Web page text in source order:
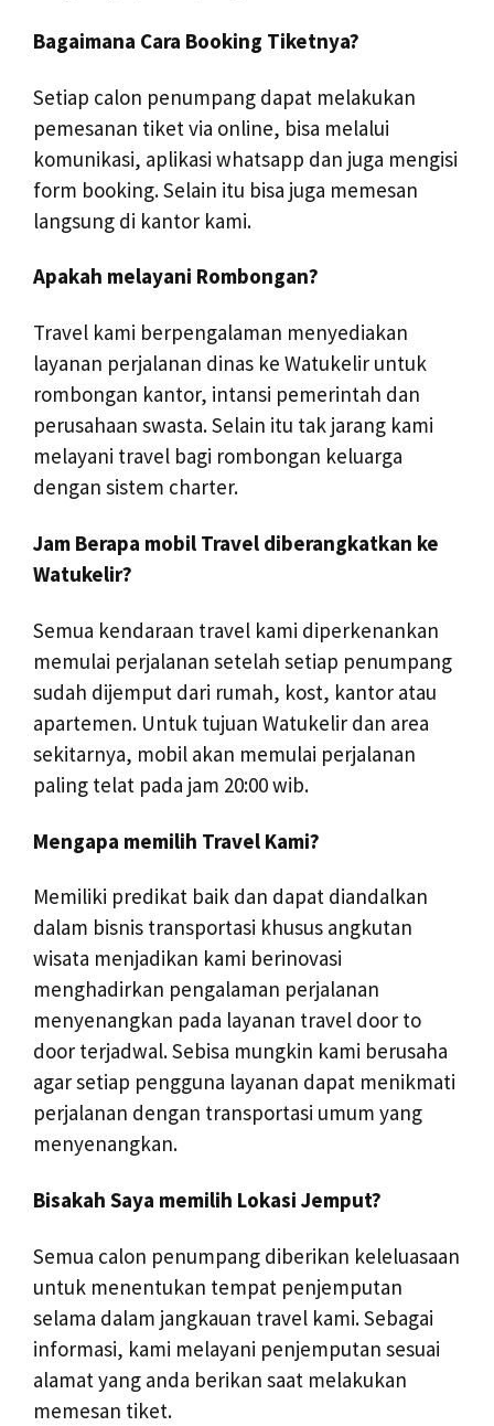
Bagaimana Cara Booking Tiketnya?
Setiap calon penumpang dapat melakukan
pemesanan tiket via online, bisa melalui
komunikasi, aplikasi whatsapp dan juga mengisi
form booking. Selain itu bisa juga memesan
langsung di kantor kami.
Apakah melayani Rombongan?
Travel kami berpengalaman menyediakan
layanan perjalanan dinas ke Watukelir untuk
rombongan kantor, intansi pemerintah dan
perusahaan swasta. Selain itu tak jarang kami
melayani travel bagi rombongan keluarga
dengan sistem charter.
Jam Berapa mobil Travel diberangkatkan ke
Watukelir?
Semua kendaraan travel kami diperkenankan
memulai perjalanan setelah setiap penumpang
sudah dijemput dari rumah, kost, kantor atau
apartemen. Untuk tujuan Watukelir dan area
sekitarnya, mobil akan memulai perjalanan
paling telat pada jam 20:00 wib.
Mengapa memilih Travel Kami?
Memiliki predikat baik dan dapat diandalkan
dalam bisnis transportasi khusus angkutan
wisata menjadikan kami berinovasi
menghadirkan pengalaman perjalanan
menyenangkan pada layanan travel door to
door terjadwal. Sebisa mungkin kami berusaha
agar setiap pengguna layanan dapat menikmati
perjalanan dengan transportasi umum yang
menyenangkan.
Bisakah Saya memilih Lokasi Jemput?
Semua calon penumpang diberikan keleluasaan
untuk menentukan tempat penjemputan
selama dalam jangkauan travel kami. Sebagai
informasi, kami melayani penjemputan sesuai
alamat yang anda berikan saat melakukan
memesan tiket.